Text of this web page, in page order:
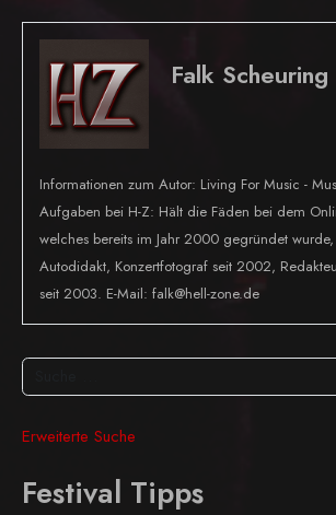
Falk Scheuring
Informationen zum Autor: Living For Music -
Aufgaben bei H-Z: Hält die Fäden bei dem
welches bereits im Jahr 2000 gegründet
Autodidakt, Konzertfotograf seit 2002,
seit 2003. E-Mail: falk@hell-zone.de
Erweiterte Suche
Festival Tipps